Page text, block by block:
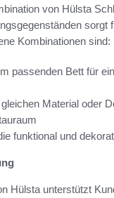
von Hülsta
sorgt
Kombinationen sind:
passenden Bett für
Material oder
funktional und
Hülsta unterstützt